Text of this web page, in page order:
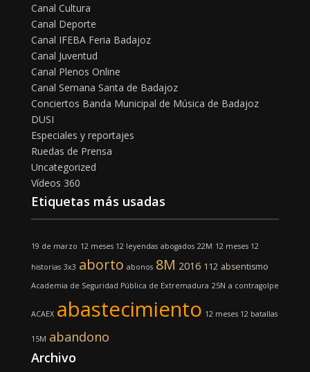
Canal Cultura
Canal Deporte
Canal IFEBA Feria Badajoz
Canal Juventud
Canal Plenos Online
Canal Semana Santa de Badajoz
Conciertos Banda Municipal de Música de Badajoz
DUSI
Especiales y reportajes
Ruedas de Prensa
Uncategorized
Vídeos 360
Etiquetas más usadas
19 de marzo 12 meses 12 leyendas abogados 22M 12 meses 12
historias 3x3 aborto abonos 8M 2016 112 absentismo
Academia de Seguridad Pública de Extremadura 25N a contragolpe
ACAEX abastecimiento 12 meses 12 batallas
15M abandono
Archivo